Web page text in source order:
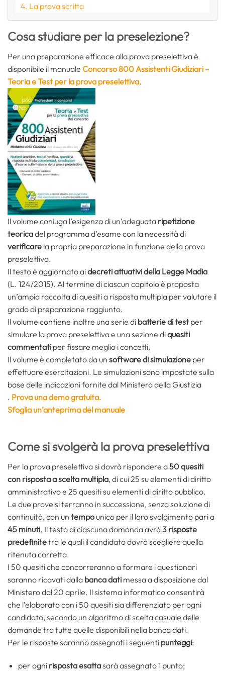
La prova scritta
Cosa studiare per la preselezione?
Per una preparazione efficace alla prova preselettiva è
disponibile il manuale Concorso 800 Assistenti Giudiziari –
Teoria e Test per la prova preselettiva.
Il volume coniuga l’esigenza di un’adeguata ripetizione
teoricadel programma d’esame con la necessità di
verificare la propria preparazione in funzione della prova
preselettiva.
Il testo è aggiornato aidecreti attuativi della Legge Madia
(L. 124/2015). Al termine di ciascun capitolo è proposta
un’ampia raccolta di quesiti a risposta multipla per valutare il
grado di preparazione raggiunto.
Il volume contiene inoltre una serie di batterie di test per
simulare la prova preselettiva e una sezione diquesiti
commentati per fissare meglio i concetti.
Il volume è completato da un software di simulazione per
effettuare esercitazioni. Le simulazioni sono impostate sulla
base delle indicazioni fornite dal Ministero della Giustizia
. Prova una demo gratuita.
Sfoglia un’anteprima del manuale
Come si svolgerà la prova preselettiva
Per la prova preselettiva si dovrà rispondere a50 quesiti
con risposta a scelta multipla, di cui 25 su elementi di diritto
amministrativo e 25 quesiti su elementi di diritto pubblico.
Le due prove si terranno in successione, senza soluzione di
continuità, con un tempo unico per il loro svolgimento pari a
45 minuti. Il testo di ciascuna domanda avrà3 risposte
predefinitetra le quali il candidato dovrà scegliere quella
ritenuta corretta.
I 50 quesiti che concorreranno a formare i questionari
saranno ricavati dalla banca dati messa a disposizione dal
Ministero dal 20 aprile. Il sistema informatico consentirà
che l’elaborato con i 50 quesiti sia differenziato per ogni
candidato, secondo un algoritmo di scelta casuale delle
domande tra tutte quelle disponibili nella banca dati.
Per le risposte saranno assegnati i seguenti punteggi:
per ogni risposta esattasarà assegnato 1 punto;